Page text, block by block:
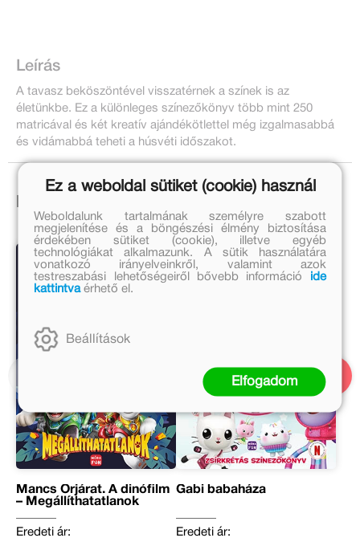
Leírás
A tavasz beköszöntével visszatérnek a színek is az
életünkbe. Ez a különleges színezőkönyv több mint 250
matricával és két kreatív ajándékötlettel még izgalmasabbá
és vidámabbá teheti a húsvéti időszakot.
Mancs Őrjárat. A dinófilm
– Megállíthatatlanok
Eredeti ár:
Gabi babaháza
Eredeti ár:
Ez a weboldal sütiket (cookie) használ
Weboldalunk tartalmának személyre szabott
megjelenítése és a böngészési élmény biztosítása
érdekében sütiket (cookie), illetve egyéb
technológiákat alkalmazunk. A sütik használatára
vonatkozó irányelveinkről, valamint azok
testreszabási lehetőségeiről bővebb információ
ide
kattintvaérhető el.
Beállítások
Elfogadom